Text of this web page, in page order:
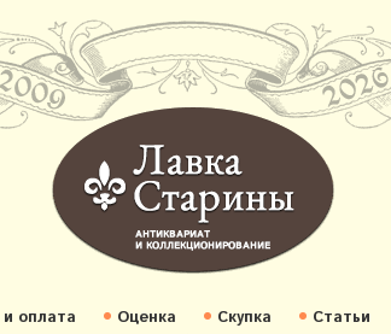
оплата Оценка Скупка Статьи